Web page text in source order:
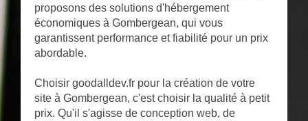
proposons des solutions d'hébergement
économiques à Gombergean, qui vous
garantissent performance et fiabilité pour un prix
abordable.
Choisir goodalldev.fr pour la création de votre
site à Gombergean, c'est choisir la qualité à petit
prix. Qu'il s'agisse de conception web, de